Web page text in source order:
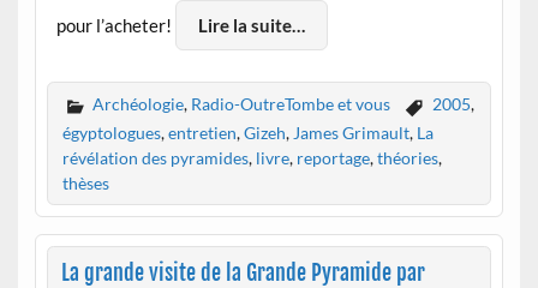
pour l’acheter! Lire la suite…
Archéologie, Radio-OutreTombe et vous 2005,
égyptologues,entretien,Gizeh, James Grimault, La
révélation des pyramides, livre, reportage,théories,
thèses
La grande visite de la Grande Pyramide par